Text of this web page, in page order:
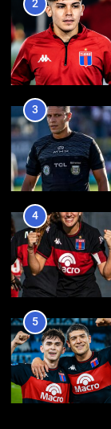
2
3
4
5